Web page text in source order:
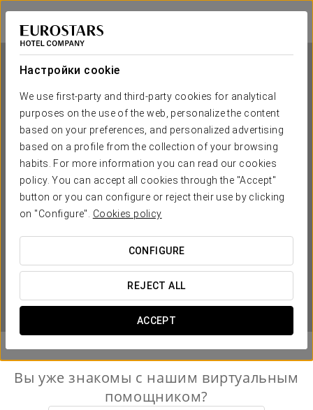
Настройки cookie
We use first-party and third-party cookies for analytical
purposes on the use of the web, personalize the content
based on your preferences, and personalized advertising
based on a profile from the collection of your browsing
habits. For more information you can read our cookies
policy. You can accept all cookies through the "Accept"
button or you can configure or reject their use by clicking
on "Configure". Cookies policy
CONFIGURE
REJECT ALL
ACCEPT
Eurostars Puerto de Ibiza
ИВИСА
Eurostars Puerto de Ibiza
ИВИСА
 
Вы уже знакомы с нашим виртуальным
помощником?